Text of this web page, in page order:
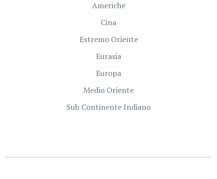
Americhe
Cina
Estremo Oriente
Eurasia
Europa
Medio Oriente
Sub Continente Indiano